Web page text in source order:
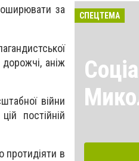
за
аніж
війни
постійній
в
СПЕЦТЕМА